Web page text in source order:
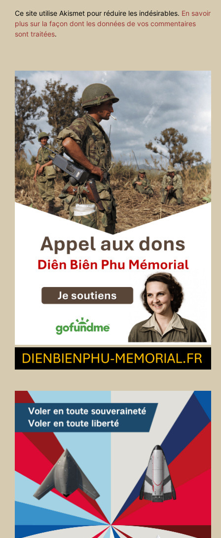
Ce site utilise Akismet pour réduire les indésirables. En savoir
plus sur la façon dont les données de vos commentaires
sont traitées.